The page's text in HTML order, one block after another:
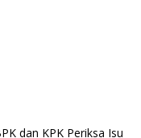
dan KPK Periksa Isu